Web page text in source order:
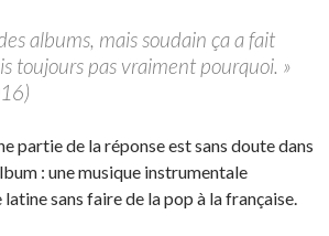
albums, mais soudain ça a fait
toujours pas vraiment pourquoi. »
partie de la réponse est sans doute dans
: une musique instrumentale
sans faire de la pop à la française.